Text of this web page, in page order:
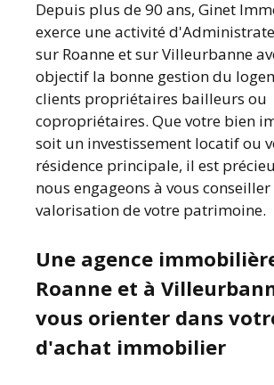
Depuis plus de 90 ans, Ginet
exerce une activité
sur Roanne et sur Villeurbanne
objectif la bonne gestion du
clients propriétaires bailleurs ou
copropriétaires. Que votre bien
soit un investissement locatif ou
résidence principale, il est
nous engageons à vous
valorisation de votre patrimoine.
Une agence
Roanne et à
vous orienter dans
d'achat immobilier